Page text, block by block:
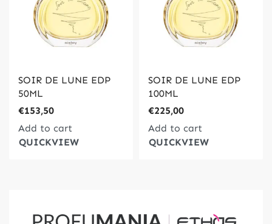
SOIR DE LUNE EDP
50ML
€153,50
Add to cart
QUICKVIEW
SOIR DE LUNE EDP
100ML
€225,00
Add to cart
QUICKVIEW